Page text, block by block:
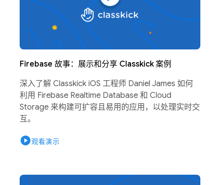
Firebase 故事：展示和分享 Classkick 案例
深入了解 Classkick iOS 工程师 Daniel James 如何
利用 Firebase Realtime Database 和 Cloud
Storage 来构建可扩容且易用的应用，以处理实时交
互。
play_circle观看演示